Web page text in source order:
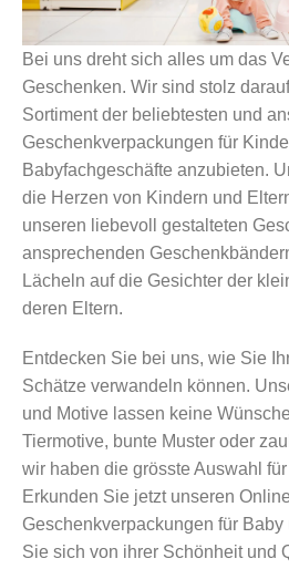
Bei uns dreht sich alles um das
Geschenken. Wir sind stolz
Sortiment der beliebtesten und
Geschenkverpackungen für
Babyfachgeschäfte anzubieten.
die Herzen von Kindern und
unseren liebevoll gestalteten
ansprechenden
Lächeln auf die Gesichter der
deren Eltern.
Entdecken Sie bei uns, wie Sie
Schätze verwandeln können.
und Motive lassen keine
Tiermotive, bunte Muster oder
wir haben die grösste Auswahl
Erkunden Sie jetzt unseren
Geschenkverpackungen für
Sie sich von ihrer Schönheit und